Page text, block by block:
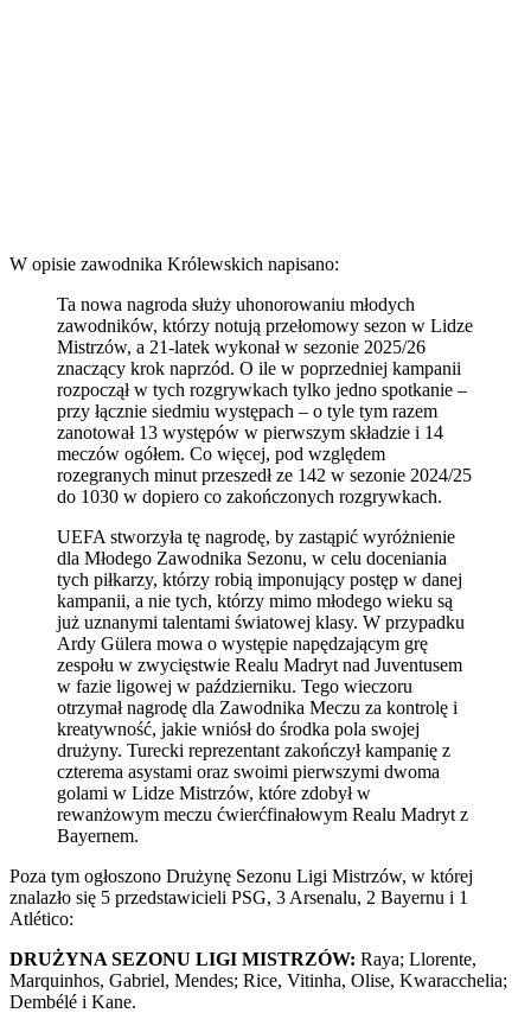
W opisie zawodnika Królewskich napisano:
Ta nowa nagroda służy uhonorowaniu młodych
zawodników, którzy notują przełomowy sezon w Lidze
Mistrzów, a 21-latek wykonał w sezonie 2025/26
znaczący krok naprzód. O ile w poprzedniej kampanii
rozpoczął w tych rozgrywkach tylko jedno spotkanie –
przy łącznie siedmiu występach – o tyle tym razem
zanotował 13 występów w pierwszym składzie i 14
meczów ogółem. Co więcej, pod względem
rozegranych minut przeszedł ze 142 w sezonie 2024/25
do 1030 w dopiero co zakończonych rozgrywkach.
UEFA stworzyła tę nagrodę, by zastąpić wyróżnienie
dla Młodego Zawodnika Sezonu, w celu doceniania
tych piłkarzy, którzy robią imponujący postęp w danej
kampanii, a nie tych, którzy mimo młodego wieku są
już uznanymi talentami światowej klasy. W przypadku
Ardy Gülera mowa o występie napędzającym grę
zespołu w zwycięstwie Realu Madryt nad Juventusem
w fazie ligowej w październiku. Tego wieczoru
otrzymał nagrodę dla Zawodnika Meczu za kontrolę i
kreatywność, jakie wniósł do środka pola swojej
drużyny. Turecki reprezentant zakończył kampanię z
czterema asystami oraz swoimi pierwszymi dwoma
golami w Lidze Mistrzów, które zdobył w
rewanżowym meczu ćwierćfinałowym Realu Madryt z
Bayernem.
Poza tym ogłoszono Drużynę Sezonu Ligi Mistrzów, w której
znalazło się 5 przedstawicieli PSG, 3 Arsenalu, 2 Bayernu i 1
Atlético:
DRUŻYNA SEZONU LIGI MISTRZÓW: Raya; Llorente,
Marquinhos, Gabriel, Mendes; Rice, Vitinha, Olise, Kwaracchelia;
Dembélé i Kane.